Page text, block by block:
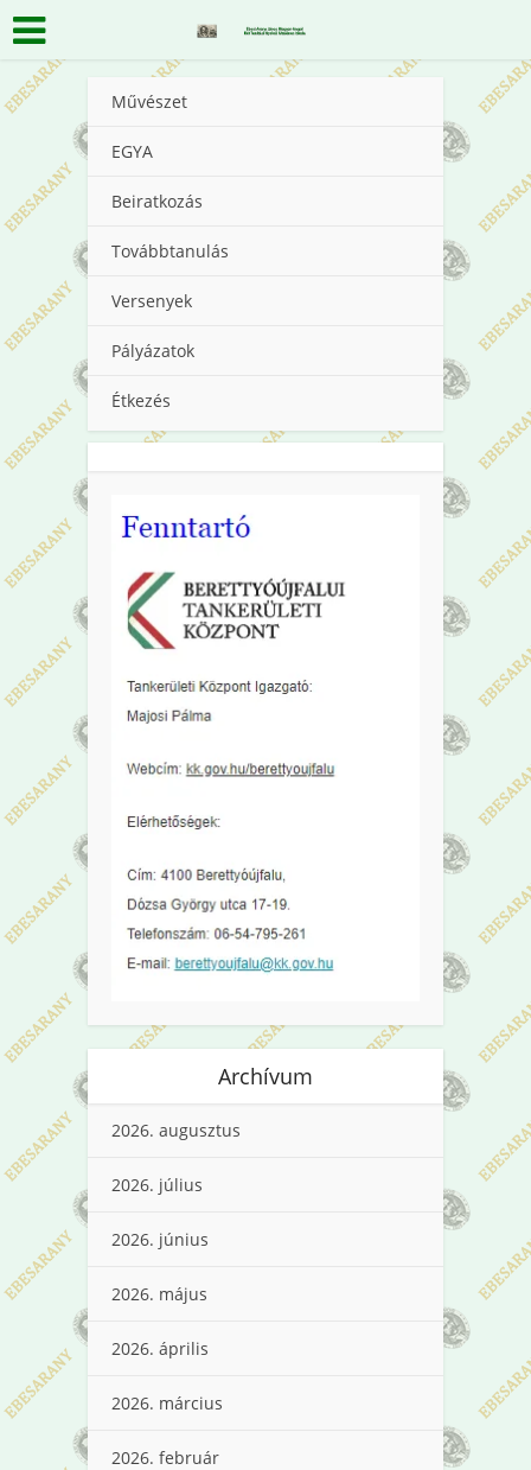
Művészet
EGYA
Beiratkozás
Továbbtanulás
Versenyek
Pályázatok
Étkezés
Archívum
2026. augusztus
2026. július
2026. június
2026. május
2026. április
2026. március
2026. február